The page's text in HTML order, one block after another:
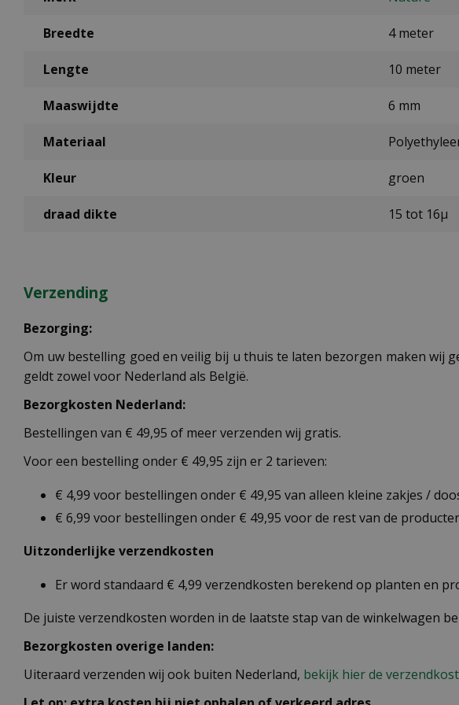
Breedte 4 meter
Lengte 10 meter
Maaswijdte 6 mm
Materiaal
Kleur groen
draad dikte 15 tot 16µ
Verzending
Bezorging:
Om uw bestelling goed en veilig bij u thuis te laten bezorgen maken wij
geldt zowel voor Nederland als België.
Bezorgkosten Nederland:
Bestellingen van € 49,95 of meer verzenden wij gratis.
Voor een bestelling onder € 49,95 zijn er 2 tarieven:
€ 4,99 voor bestellingen onder € 49,95 van alleen kleine zakjes /
€ 6,99 voor bestellingen onder € 49,95 voor de rest van de
Uitzonderlijke verzendkosten
Er word standaard € 4,99 verzendkosten berekend op planten en
De juiste verzendkosten worden in de laatste stap van de winkelwagen
Bezorgkosten overige landen:
Uiteraard verzenden wij ook buiten Nederland, bekijk hier de